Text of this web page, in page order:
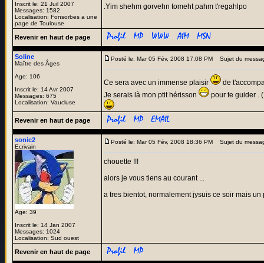
Inscrit le: 21 Juil 2007
Messages: 1582
Localisation: Fonsorbes a une
page de Toulouse
.Yim shehm gorvehn tomeht pahm t'regahlpo
Revenir en haut de page
Soline
Maître des Âges
Age: 106
Inscrit le: 14 Avr 2007
Messages: 675
Localisation: Vaucluse
Posté le: Mar 05 Fév, 2008 17:08 PM Sujet du
Ce sera avec un immense plaisir
de
Je serais là mon ptit hérisson
pour te guider .
Revenir en haut de page
sonic2
Ecrivain
Age: 39
Inscrit le: 14 Jan 2007
Messages: 1024
Localisation: Sud ouest
Posté le: Mar 05 Fév, 2008 18:36 PM Sujet du
chouette !!!
alors je vous tiens au courant ...
a tres bientot, normalement jysuis ce soir mais
Revenir en haut de page